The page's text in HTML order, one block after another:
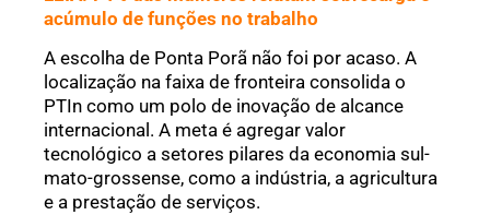
acúmulo de funções no trabalho
A escolha de Ponta Porã não foi por acaso. A
localização na faixa de fronteira consolida o
PTIn como um polo de inovação de alcance
internacional. A meta é agregar valor
tecnológico a setores pilares da economia sul-
mato-grossense, como a indústria, a agricultura
e a prestação de serviços.